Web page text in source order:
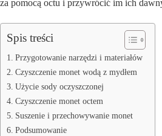
za pomocą octu i przywrócić im ich
Spis treści
Przygotowanie narzędzi i materiałów
Czyszczenie monet wodą z mydłem
Użycie sody oczyszczonej
Czyszczenie monet octem
Suszenie i przechowywanie monet
Podsumowanie